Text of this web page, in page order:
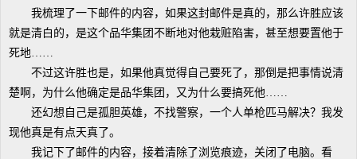
我梳理了一下邮件的内容，如果这封邮件是真的，那么许胜应该
就是清白的，是这个品华集团不断地对他栽赃陷害，甚至想要置他于
死地……
不过这许胜也是，如果他真觉得自己要死了，那倒是把事情说清
楚啊，为什么他确定是品华集团，又为什么要搞死他……
还幻想自己是孤胆英雄，不找警察，一个人单枪匹马解决？我发
现他真是有点天真了。
我记下了邮件的内容，接着清除了浏览痕迹，关闭了电脑。看